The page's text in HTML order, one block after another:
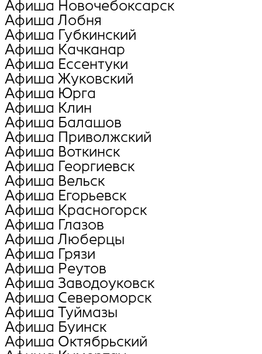
Афиша Новочебоксарск
Афиша Лобня
Афиша Губкинский
Афиша Качканар
Афиша Ессентуки
Афиша Жуковский
Афиша Юрга
Афиша Клин
Афиша Балашов
Афиша Приволжский
Афиша Воткинск
Афиша Георгиевск
Афиша Вельск
Афиша Егорьевск
Афиша Красногорск
Афиша Глазов
Афиша Люберцы
Афиша Грязи
Афиша Реутов
Афиша Заводоуковск
Афиша Североморск
Афиша Туймазы
Афиша Буинск
Афиша Октябрьский